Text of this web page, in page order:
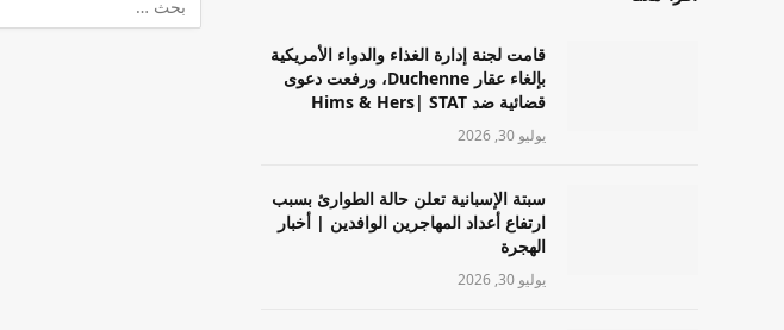
قامت لجنة إدارة الغذاء والدواء الأمريكية
بإلغاء عقار Duchenne، ورفعت دعوى
قضائية ضد Hims & Hers| STAT
يوليو 30, 2026
سبتة الإسبانية تعلن حالة الطوارئ بسبب
ارتفاع أعداد المهاجرين الوافدين | أخبار
الهجرة
يوليو 30, 2026